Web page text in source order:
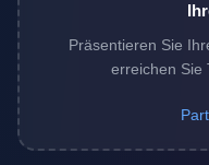
Präsentieren Sie
erreichen Sie